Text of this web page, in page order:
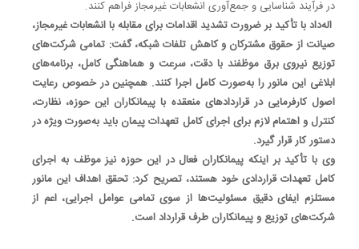
در فرآیند شناسایی و جمع‌آوری انشعابات غیرمجاز فراهم کنند.
اله‌داد با تأکید بر ضرورت تشدید اقدامات برای مقابله با انشعابات غیرمجاز،
صیانت از حقوق مشترکان و کاهش تلفات شبکه، گفت: تمامی شرکت‌های
توزیع نیروی برق موظفند با دقت، سرعت و هماهنگی کامل، برنامه‌های
ابلاغی این مانور را به‌صورت کامل اجرا کنند. همچنین در خصوص رعایت
اصول کارفرمایی در قراردادهای منعقده با پیمانکاران این حوزه، نظارت،
کنترل و اهتمام لازم برای اجرای کامل تعهدات پیمان باید به‌صورت ویژه در
دستور کار قرار گیرد.
وی با تأکید بر اینکه پیمانکاران فعال در این حوزه نیز موظف به اجرای
کامل تعهدات قراردادی خود هستند، تصریح کرد: تحقق اهداف این مانور
مستلزم ایفای دقیق مسئولیت‌ها از سوی تمامی عوامل اجرایی، اعم از
شرکت‌های توزیع و پیمانکاران طرف قرارداد است.